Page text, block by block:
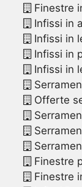
Finestre
Infissi in
Infissi in
Infissi in
Infissi in
Offerte
Finestre
Finestre